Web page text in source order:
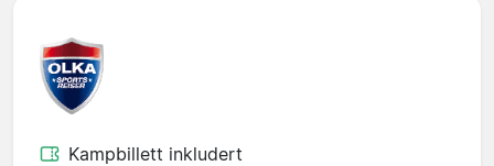
Kampbillett inkludert